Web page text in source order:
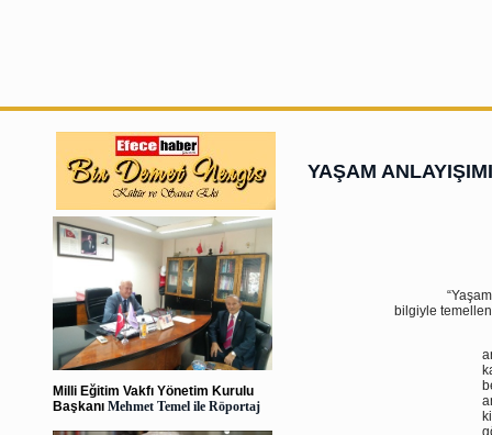
Milli Eğitim Vakfı Yönetim Kurulu
Başkanı Mehmet Temel ile Röportaj
YAŞAM
“Yaşam
bilgiyle